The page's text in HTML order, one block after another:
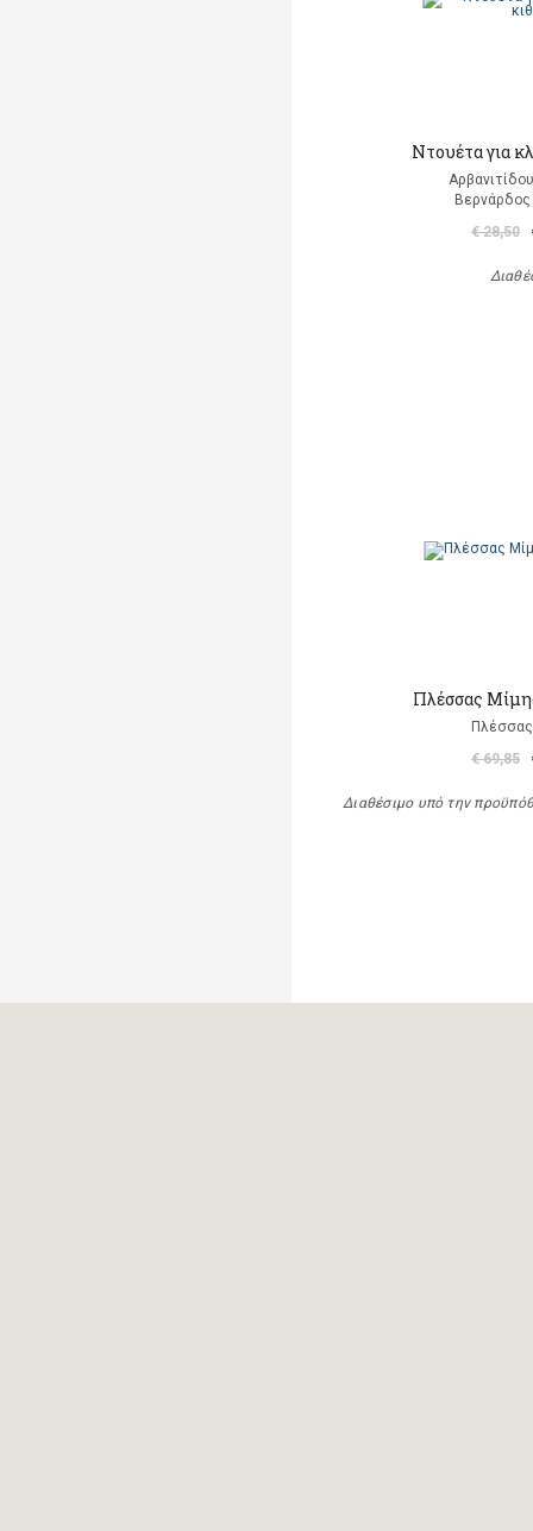
Ντουέτα για
€ 28,50
Πλέσσας
€ 69,85
Διαθέσιμο υπό την